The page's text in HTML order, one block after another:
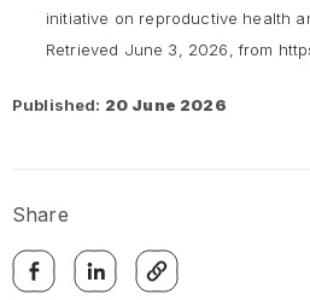
initiative on reproductive health
Retrieved June 3, 2026, from
Published: 20 June 2026
Share